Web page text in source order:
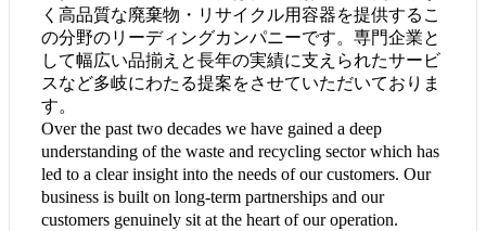
く高品質な廃棄物・リサイクル用容器を提供するこ
の分野のリーディングカンパニーです。専門企業と
して幅広い品揃えと長年の実績に支えられたサービ
スなど多岐にわたる提案をさせていただいておりま
す。
Over the past two decades we have gained a deep
understanding of the waste and recycling sector which has
led to a clear insight into the needs of our customers. Our
business is built on long-term partnerships and our
customers genuinely sit at the heart of our operation.